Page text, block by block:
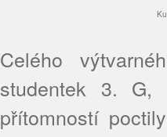
Celého
studentek 3.
přítomností